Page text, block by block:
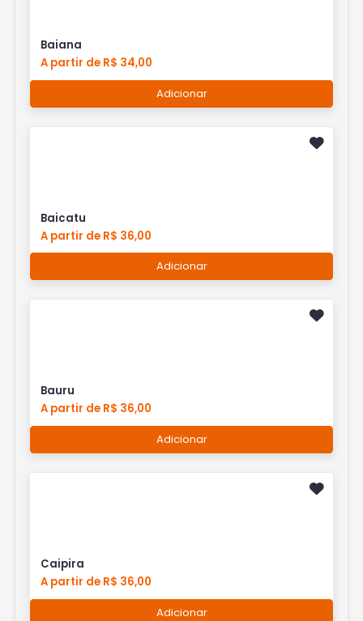
Baiana
A partir de R$ 34,00
Adicionar
Baicatu
A partir de R$ 36,00
Adicionar
Bauru
A partir de R$ 36,00
Adicionar
Caipira
A partir de R$ 36,00
Adicionar